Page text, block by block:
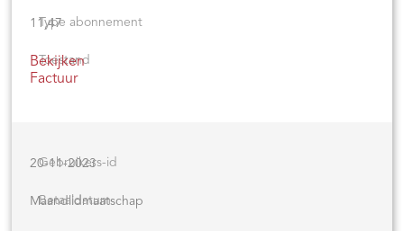
11,47
Bekijken
Factuur
20-11-2023
Maandlidmaatschap